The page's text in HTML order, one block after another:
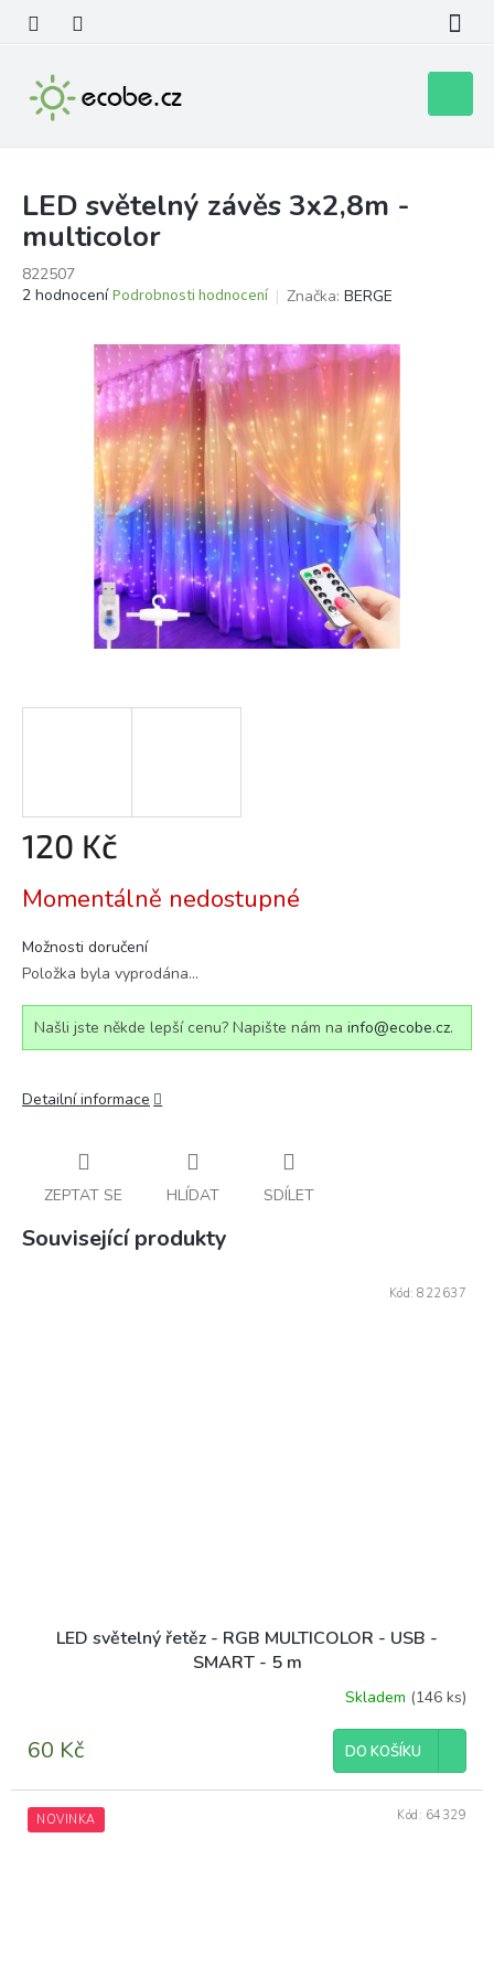
obsah
košík
LED světelný závěs 3x2,8m -
multicolor
822507
Průměrné
2 hodnocení Podrobnosti hodnocení Značka: BERGE
120 Kč
cena:
Momentálně nedostupné
Možnosti doručení
Položka byla vyprodána…
Našli jste někde lepší cenu? Napište nám na info@ecobe.cz.
Detailní informace
ZEPTAT SE HLÍDAT SDÍLET
Související produkty
LED světelný řetěz - RGB MULTICOLOR - USB -
SMART - 5 m
Skladem (146 ks)
60 Kč DO KOŠÍKU
Kód: 822637
NOVINKA Kód: 64329